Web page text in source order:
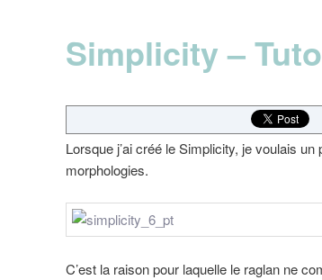
Simplicity –
Lorsque j’ai créé le Simplicity, je voulais
morphologies.
C’est la raison pour laquelle le raglan ne